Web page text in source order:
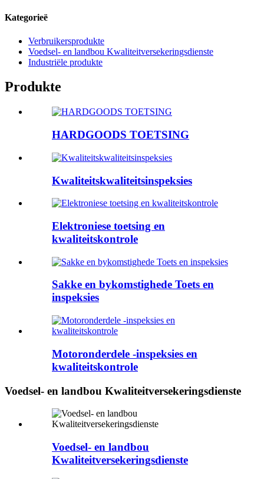
Kategorieë
Verbruikersprodukte
Voedsel- en landbou Kwaliteitversekeringsdienste
Industriële produkte
Produkte
HARDGOODS TOETSING
Kwaliteitskwaliteitsinspeksies
Elektroniese toetsing en
kwaliteitskontrole
Sakke en bykomstighede Toets en
inspeksies
Motoronderdele -inspeksies en
kwaliteitskontrole
Voedsel- en landbou Kwaliteitversekeringsdienste
Voedsel- en landbou
Kwaliteitversekeringsdienste